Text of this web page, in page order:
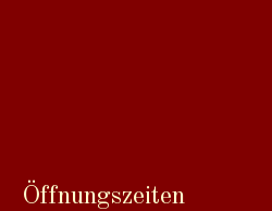
Öffnungszeiten